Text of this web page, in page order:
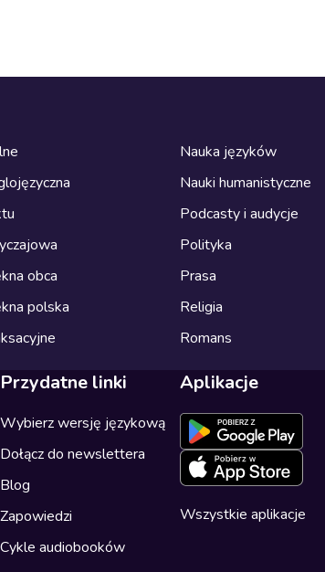
obca
polska
Nauka języków
Nauki humanistyczne
Podcasty i audycje
Polityka
Prasa
Religia
Romans
Przydatne linki
Wybierz wersję językową
Dołącz do newslettera
Blog
Zapowiedzi
Cykle audiobooków
Aplikacje
Wszystkie aplikacje